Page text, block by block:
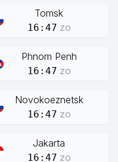
Tomsk
16:47 zo
Phnom Penh
16:47 zo
Novokoeznetsk
16:47 zo
Jakarta
16:47 zo